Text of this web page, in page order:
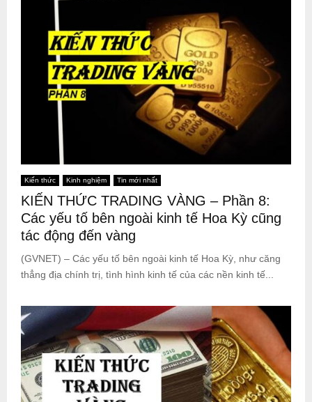
Kiến thức Kinh nghiệm Tin mới nhất
KIẾN THỨC TRADING VÀNG – Phần 8:
Các yếu tố bên ngoài kinh tế Hoa Kỳ cũng
tác động đến vàng
(GVNET) – Các yếu tố bên ngoài kinh tế Hoa Kỳ, như căng
thẳng địa chính trị, tình hình kinh tế của các nền kinh tế...